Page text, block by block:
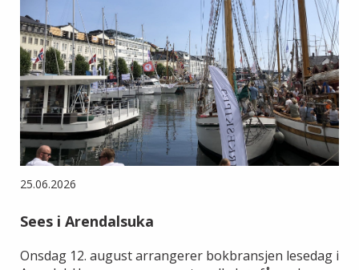
25.06.2026
Sees i Arendalsuka
Onsdag 12. august arrangerer bokbransjen lesedag i